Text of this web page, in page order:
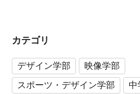
カテゴリ
デザイン学部
映像学部
スポーツ・デザイン学部
中